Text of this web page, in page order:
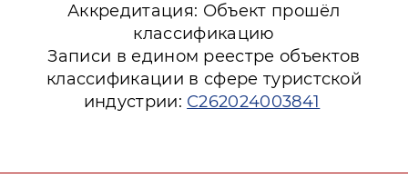
Аккредитация: Объект прошёл
классификацию
Записи в едином реестре объектов
классификации в сфере туристской
индустрии: С262024003841